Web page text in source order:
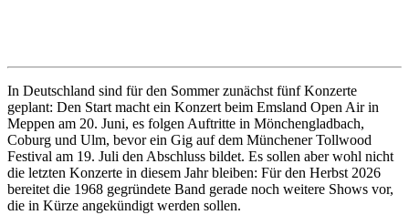
In Deutschland sind für den Sommer zunächst fünf Konzerte
geplant: Den Start macht ein Konzert beim Emsland Open Air in
Meppen am 20. Juni, es folgen Auftritte in Mönchengladbach,
Coburg und Ulm, bevor ein Gig auf dem Münchener Tollwood
Festival am 19. Juli den Abschluss bildet. Es sollen aber wohl nicht
die letzten Konzerte in diesem Jahr bleiben: Für den Herbst 2026
bereitet die 1968 gegründete Band gerade noch weitere Shows vor,
die in Kürze angekündigt werden sollen.